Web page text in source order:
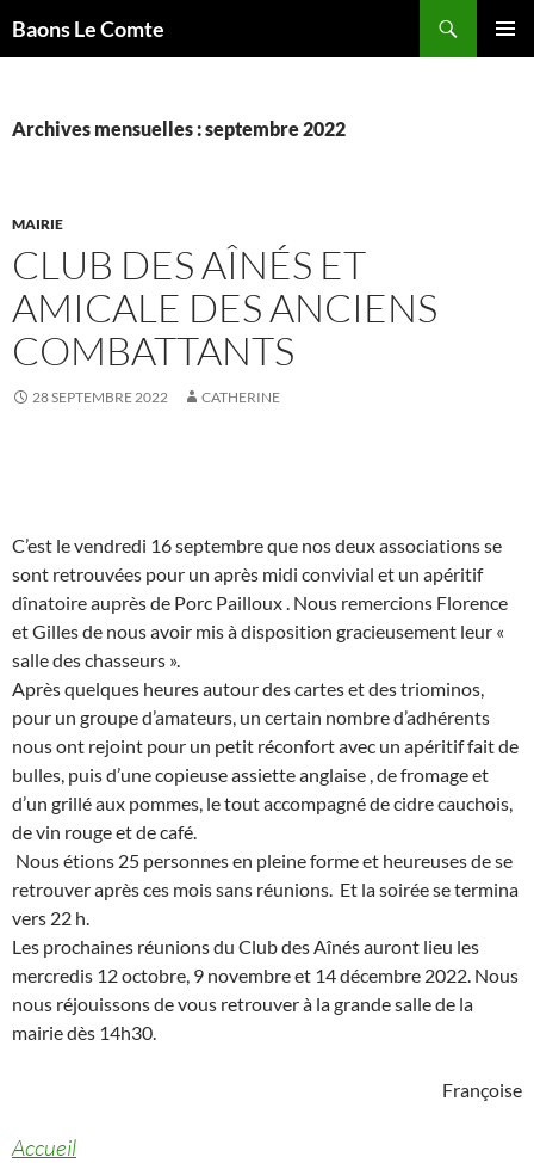
auBaons Le Comte
Archives mensuelles : septembre 2022
MAIRIE
CLUB DES AÎNÉS ET
AMICALE DES ANCIENS
COMBATTANTS
28 SEPTEMBRE 2022 CATHERINE
C’est le vendredi 16 septembre que nos deux associations se
sont retrouvées pour un après midi convivial et un apéritif
dînatoire auprès de Porc Pailloux . Nous remercions Florence
et Gilles de nous avoir mis à disposition gracieusement leur «
salle des chasseurs ».
Après quelques heures autour des cartes et des triominos,
pour un groupe d’amateurs, un certain nombre d’adhérents
nous ont rejoint pour un petit réconfort avec un apéritif fait de
bulles, puis d’une copieuse assiette anglaise , de fromage et
d’un grillé aux pommes, le tout accompagné de cidre cauchois,
de vin rouge et de café.
Nous étions 25 personnes en pleine forme et heureuses de se
retrouver après ces mois sans réunions. Et la soirée se termina
vers 22 h.
Les prochaines réunions du Club des Aînés auront lieu les
mercredis 12 octobre, 9 novembre et 14 décembre 2022. Nous
nous réjouissons de vous retrouver à la grande salle de la
mairie dès 14h30.
Françoise
Accueil